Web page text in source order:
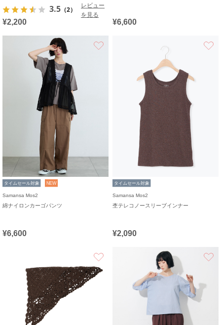
3.5 （2）
レビュー
を見る
¥2,200
¥6,600
タイムセール対象 NEW
Samansa Mos2
綿ナイロンカーゴパンツ
¥6,600
タイムセール対象
Samansa Mos2
杢テレコノースリーブインナー
¥2,090